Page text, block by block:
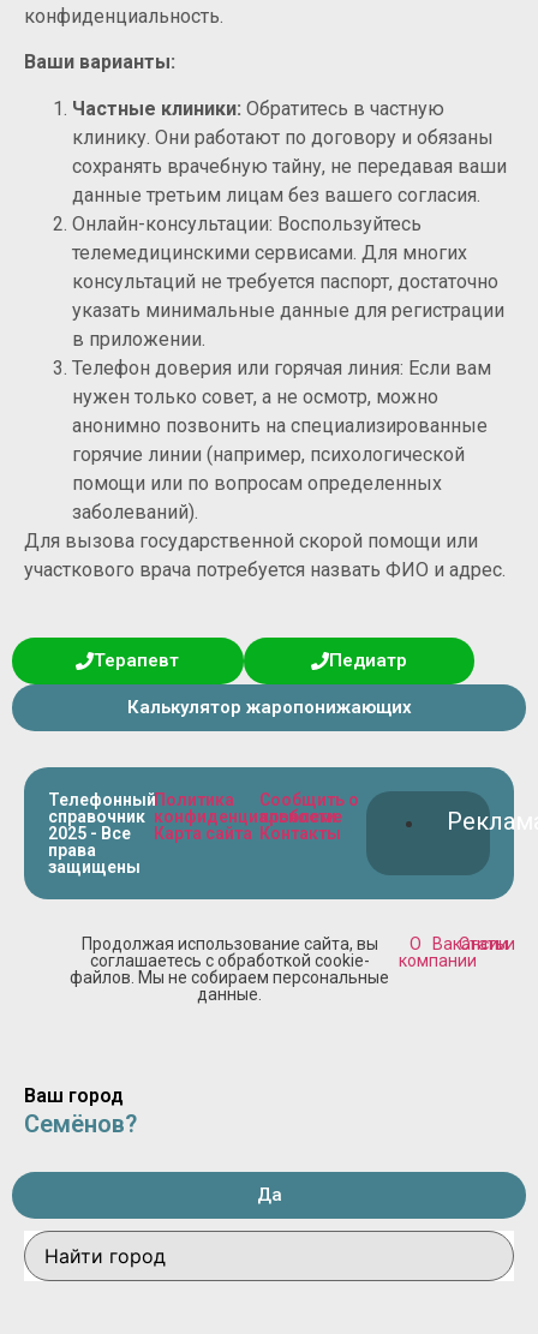
конфиденциальность.
Ваши варианты:
Частные клиники: Обратитесь в частную
клинику. Они работают по договору и обязаны
сохранять врачебную тайну, не передавая ваши
данные третьим лицам без вашего согласия.
Онлайн-консультации: Воспользуйтесь
телемедицинскими сервисами. Для многих
консультаций не требуется паспорт, достаточно
указать минимальные данные для регистрации
в приложении.
Телефон доверия или горячая линия: Если вам
нужен только совет, а не осмотр, можно
анонимно позвонить на специализированные
горячие линии (например, психологической
помощи или по вопросам определенных
заболеваний).
Для вызова государственной скорой помощи или
участкового врача потребуется назвать ФИО и адрес.
Терапевт Педиатр
Калькулятор жаропонижающих
Телефонный
справочник
2025 - Все
права
защищены
Политика
конфиденциальности
Карта сайта
Сообщить о
проблеме
Контакты
Продолжая использование сайта, вы
соглашаетесь с обработкой cookie-
файлов. Мы не собираем персональные
данные.
О
компании
Вакансии
Статьи
Ваш город
Семёнов?
Да